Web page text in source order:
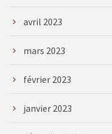
avril 2023
mars 2023
février 2023
janvier 2023